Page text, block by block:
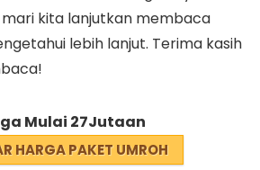
kita lanjutkan membaca
lebih lanjut. Terima kasih
Mulai 27Jutaan
HARGA PAKET UMROH